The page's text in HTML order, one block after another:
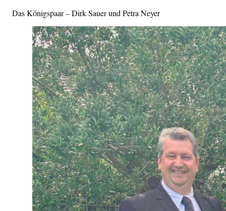
Das Königspaar – Dirk Sauer und Petra Neyer